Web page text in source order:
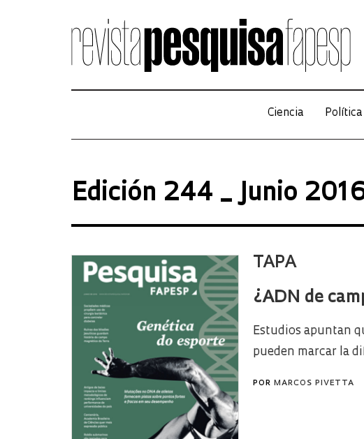
Ciencia Política
Edición 244 _ Junio
TAPA
¿ADN de
Estudios apuntan
pueden marcar la
POR MARCOS PIVETTA